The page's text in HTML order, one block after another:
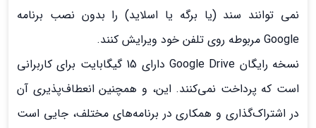
نمی توانند سند (یا برگه یا اسلاید) را بدون نصب برنامه
Google مربوطه روی تلفن خود ویرایش کنند.
نسخه رایگان Google Drive دارای 15 گیگابایت برای کاربرانی
است که پرداخت نمی‌کنند. این، و همچنین انعطاف‌پذیری آن
در اشتراک‌گذاری و همکاری در برنامه‌های مختلف، جایی است